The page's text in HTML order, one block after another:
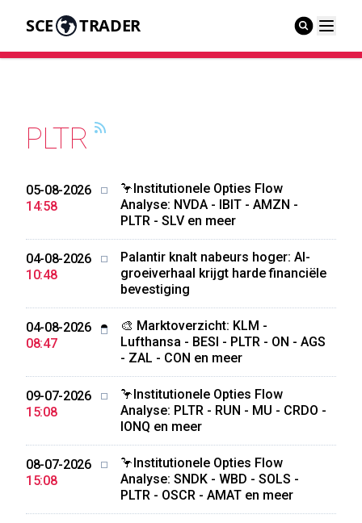
SCE TRADER
PLTR
05-08-2026
14:58
🦩Institutionele Opties Flow
Analyse: NVDA - IBIT - AMZN -
PLTR - SLV en meer
04-08-2026
10:48
Palantir knalt nabeurs hoger: AI-
groeiverhaal krijgt harde financiële
bevestiging
04-08-2026
08:47
🎨 Marktoverzicht: KLM -
Lufthansa - BESI - PLTR - ON - AGS
- ZAL - CON en meer
09-07-2026
15:08
🦩Institutionele Opties Flow
Analyse: PLTR - RUN - MU - CRDO -
IONQ en meer
08-07-2026
15:08
🦩Institutionele Opties Flow
Analyse: SNDK - WBD - SOLS -
PLTR - OSCR - AMAT en meer